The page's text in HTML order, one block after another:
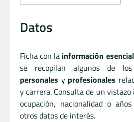
Datos
Ficha con la información esencial
se recopilan algunos de
personales y profesionales
y carrera. Consulta de un
ocupación, nacionalidad o
otros datos de interés.